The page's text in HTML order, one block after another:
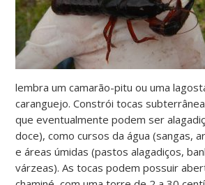
lembra um camarão-pitu ou uma
caranguejo. Constrói tocas
que eventualmente podem ser
doce), como cursos da água (sangas,
e áreas úmidas (pastos alagadiços,
várzeas). As tocas podem possuir